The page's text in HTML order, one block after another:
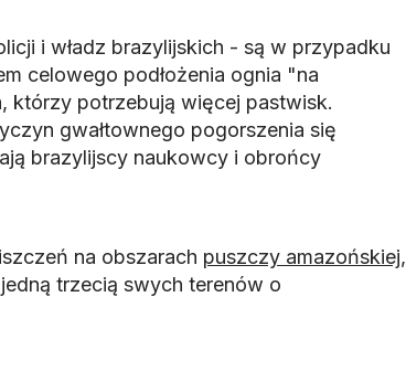
i władz brazylijskich - są w przypadku
celowego podłożenia ognia "na
którzy potrzebują więcej pastwisk.
gwałtownego pogorszenia się
brazylijscy naukowcy i obrońcy
na obszarach puszczy amazońskiej,
trzecią swych terenów o